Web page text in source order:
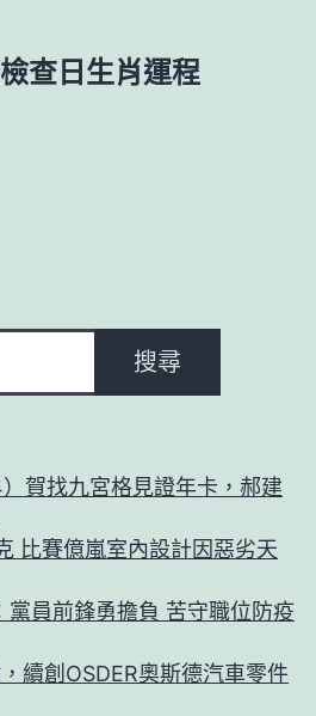
查日生肖運程
搜尋
賀找九宮格見證年卡，郝建
比賽億嵐室內設計因惡劣天
員前鋒勇擔負 苦守職位防疫
續創OSDER奧斯德汽車零件